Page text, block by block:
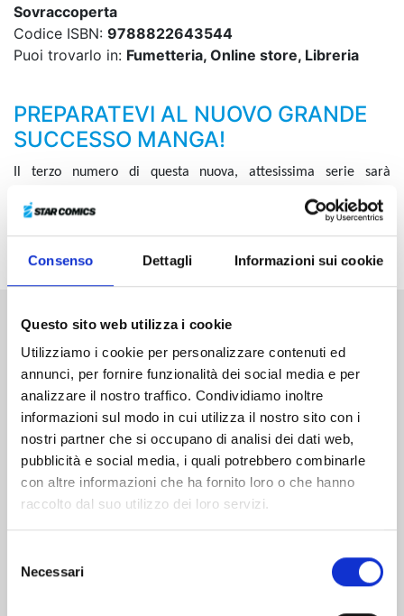
Consenso Dettagli Informazioni sui cookie
Questo sito web utilizza i cookie
Utilizziamo i cookie per personalizzare contenuti ed
annunci, per fornire funzionalità dei social media e per
analizzare il nostro traffico. Condividiamo inoltre
informazioni sul modo in cui utilizza il nostro sito con i
nostri partner che si occupano di analisi dei dati web,
pubblicità e social media, i quali potrebbero combinarle
con altre informazioni che ha fornito loro o che hanno
raccolto dal suo utilizzo dei loro servizi.
delNecessari
Sovraccoperta
Codice ISBN: 9788822643544
Puoi trovarlo in: Fumetteria, Online store, Libreria
PREPARATEVI AL NUOVO GRANDE
SUCCESSO MANGA!
Il terzo numero di questa nuova, attesissima serie sarà
eccezionalmente disponibile anche in versione Variant Cover
Edition, con una Illustration card e un fantastico set di sticker.
Altri volumi della serie